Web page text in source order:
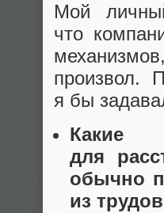
Мой
что
произвол.
я бы
Какие
для
обычно
из